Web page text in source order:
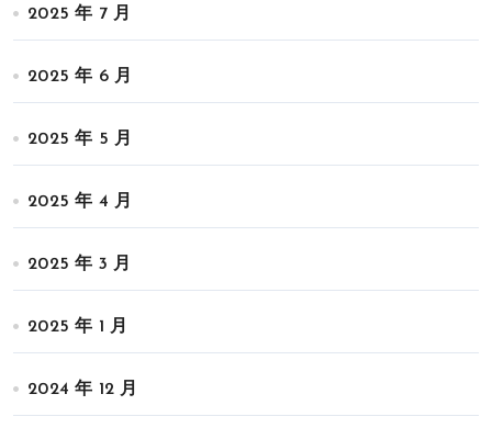
2025 年 7 月
2025 年 6 月
2025 年 5 月
2025 年 4 月
2025 年 3 月
2025 年 1 月
2024 年 12 月